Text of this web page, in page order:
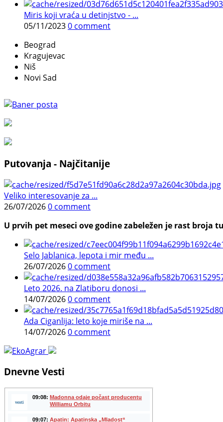
Miris koji vraća u detinjstvo - ...
05/11/20230 comment
Beograd
Kragujevac
Niš
Novi Sad
Putovanja - Najčitanije
Veliko interesovanje za ...
26/07/20260 comment
U prvih pet meseci ove godine zabeležen je rast
Selo Jablanica, lepota i mir među ...
26/07/20260 comment
Leto 2026. na Zlatiboru donosi ...
14/07/20260 comment
Ada Ciganlija: leto koje miriše na ...
14/07/20260 comment
Dnevne Vesti